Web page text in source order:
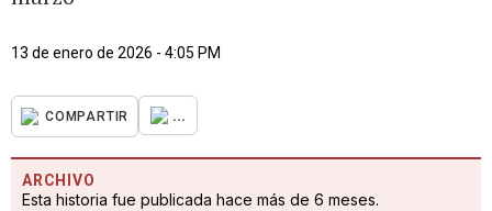
13 de enero de 2026 - 4:05 PM
COMPARTIR ...
ARCHIVO
Esta historia fue publicada hace más de 6 meses.